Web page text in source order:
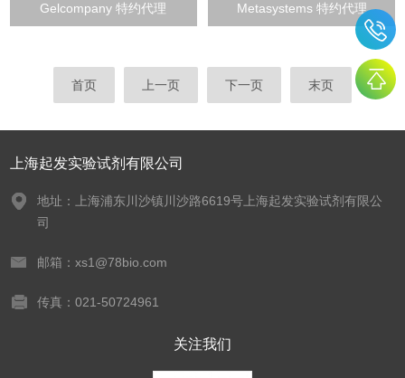
Gelcompany 特约代理 Metasystems 特约代理
首页 上一页 下一页 末页
上海起发实验试剂有限公司
地址：上海浦东川沙镇川沙路6619号上海起发实验试剂有限公
司
邮箱：xs1@78bio.com
传真：021-50724961
关注我们